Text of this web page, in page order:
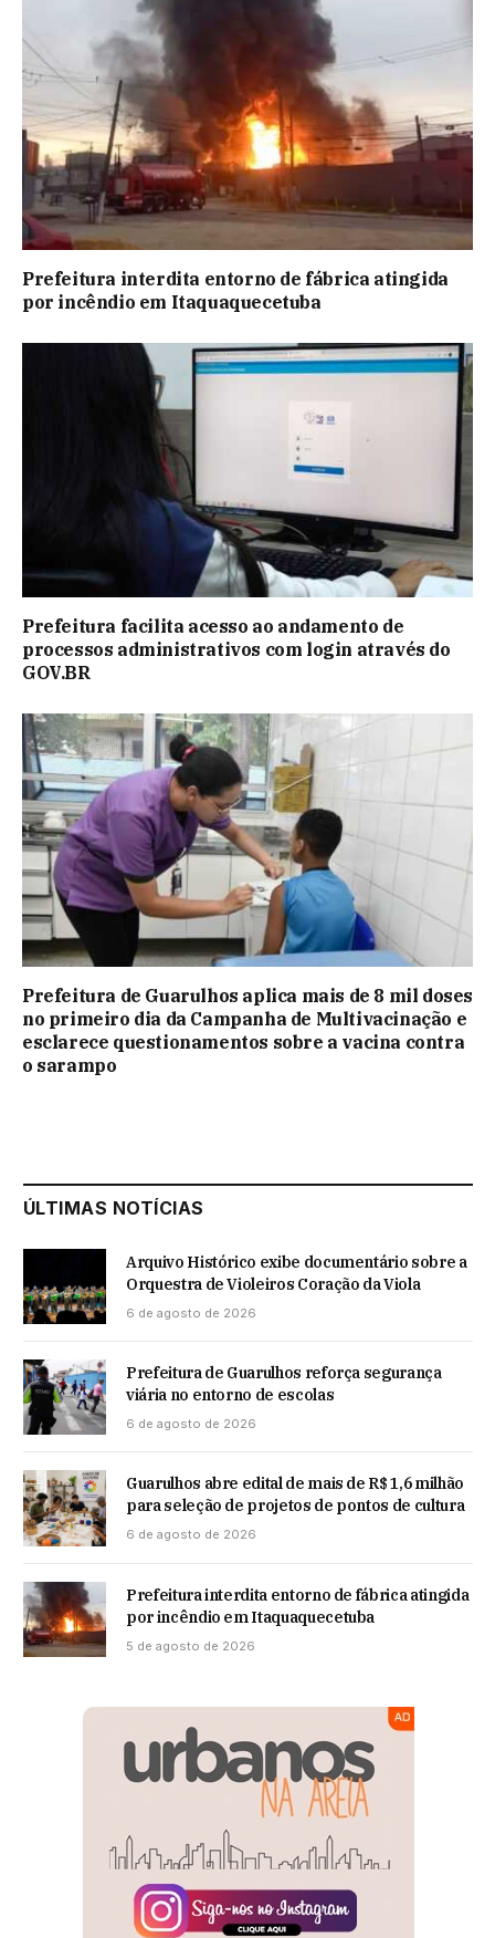
Prefeitura interdita entorno de fábrica atingida
por incêndio em Itaquaquecetuba
Prefeitura facilita acesso ao andamento de
processos administrativos com login através do
GOV.BR
Prefeitura de Guarulhos aplica mais de 8 mil doses
no primeiro dia da Campanha de Multivacinação e
esclarece questionamentos sobre a vacina contra
o sarampo
ÚLTIMAS NOTÍCIAS
Arquivo Histórico exibe documentário sobre a
Orquestra de Violeiros Coração da Viola
6 de agosto de 2026
Prefeitura de Guarulhos reforça segurança
viária no entorno de escolas
6 de agosto de 2026
Guarulhos abre edital de mais de R$ 1,6 milhão
para seleção de projetos de pontos de cultura
6 de agosto de 2026
Prefeitura interdita entorno de fábrica atingida
por incêndio em Itaquaquecetuba
5 de agosto de 2026